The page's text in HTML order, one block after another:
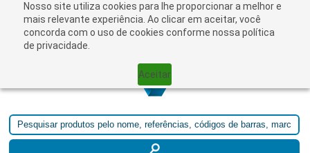
Nosso site utiliza cookies para lhe proporcionar a melhor e
mais relevante experiência. Ao clicar em aceitar, você
concorda com o uso de cookies conforme nossa política
de privacidade.
Aceitar